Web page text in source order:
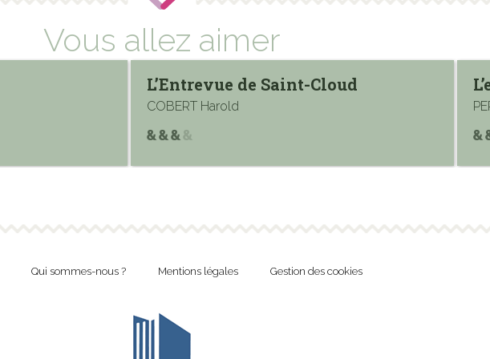
Vous allez aimer
L’Entrevue de Saint-Cloud
COBERT Harold
Qui sommes-nous ? Mentions légales Gestion des cookies